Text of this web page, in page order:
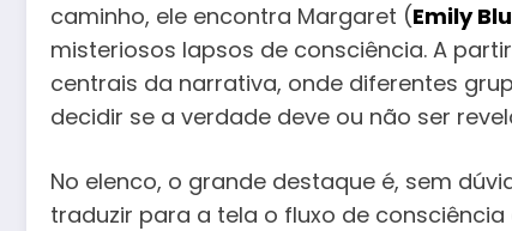
caminho, ele encontra Margaret (Emily
misteriosos lapsos de consciência. A
centrais da narrativa, onde diferentes
decidir se a verdade deve ou não ser
No elenco, o grande destaque é, sem
traduzir para a tela o fluxo de